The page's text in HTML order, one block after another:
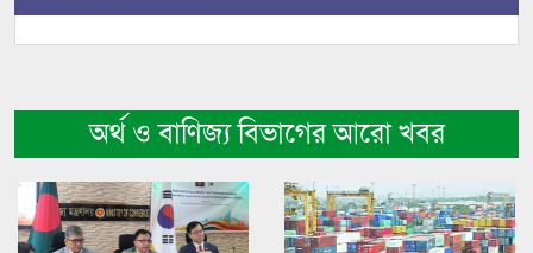
অর্থ ও বাণিজ্য বিভাগের আরো খবর